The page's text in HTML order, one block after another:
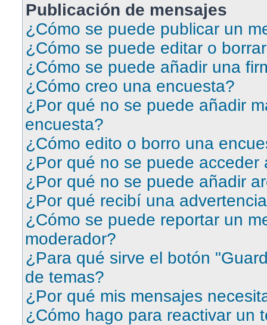
Publicación de mensajes
¿Cómo se puede publicar un
¿Cómo se puede editar o
¿Cómo se puede añadir una
¿Cómo creo una encuesta?
¿Por qué no se puede añadir
encuesta?
¿Cómo edito o borro una
¿Por qué no se puede acceder
¿Por qué no se puede añadir
¿Por qué recibí una
¿Cómo se puede reportar un
moderador?
¿Para qué sirve el botón
de temas?
¿Por qué mis mensajes
¿Cómo hago para reactivar un